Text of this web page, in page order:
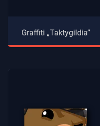
Graffiti „Taktygildia”